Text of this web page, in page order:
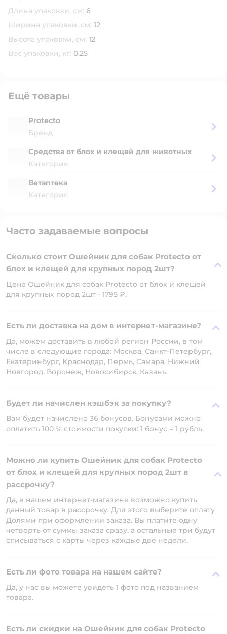
Длина упаковки, см: 6
Ширина упаковки, см: 12
Высота упаковки, см: 12
Вес упаковки, кг: 0.25
Ещё товары
Protecto
Бренд
Средства от блох и клещей для животных
Категория
Ветаптека
Категория
Часто задаваемые вопросы
Сколько стоит Ошейник для собак Protecto от
блох и клещей для крупных пород 2шт?
Цена Ошейник для собак Protecto от блох и клещей
для крупных пород 2шт - 1795 ₽.
Есть ли доставка на дом в интернет-магазине?
Да, можем доставить в любой регион России, в том
числе в следующие города: Москва, Санкт-Петербург,
Екатеринбург, Краснодар, Пермь, Самара, Нижний
Новгород, Воронеж, Новосибирск, Казань.
Будет ли начислен кэшбэк за покупку?
Вам будет начислено 36 бонусов. Бонусами можно
оплатить 100 % стоимости покупки: 1 бонус = 1 рубль.
Можно ли купить Ошейник для собак Protecto
от блох и клещей для крупных пород 2шт в
рассрочку?
Да, в нашем интернет-магазине возможно купить
данный товар в рассрочку. Для этого выберите оплату
Долями при оформлении заказа. Вы платите одну
четверть от суммы заказа сразу, а остальные три будут
списываться с карты через каждые две недели.
Есть ли фото товара на нашем сайте?
Да, у нас вы можете увидеть 1 фото под названием
товара.
Есть ли скидки на Ошейник для собак Protecto